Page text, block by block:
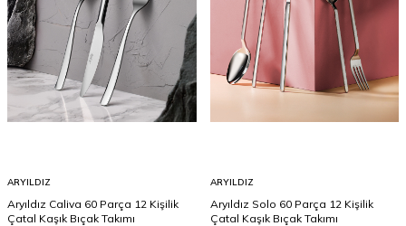
ARYILDIZ
Aryıldız Caliva 60 Parça 12 Kişilik
Çatal Kaşık Bıçak Takımı
ARYILDIZ
Aryıldız Solo 60 Parça 12 Kişilik
Çatal Kaşık Bıçak Takımı